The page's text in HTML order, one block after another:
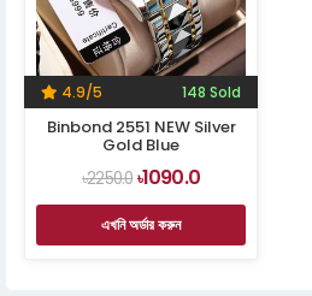
4.9/5 148 Sold
Binbond 2551 NEW Silver
Gold Blue
৳2250.0৳1090.0
এখনি অর্ডার করুন